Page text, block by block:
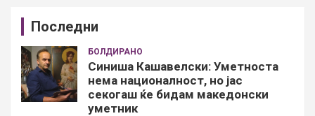
Последни
БОЛДИРАНО
Синиша Кашавелски: Уметноста
нема националност, но јас
секогаш ќе бидам македонски
уметник